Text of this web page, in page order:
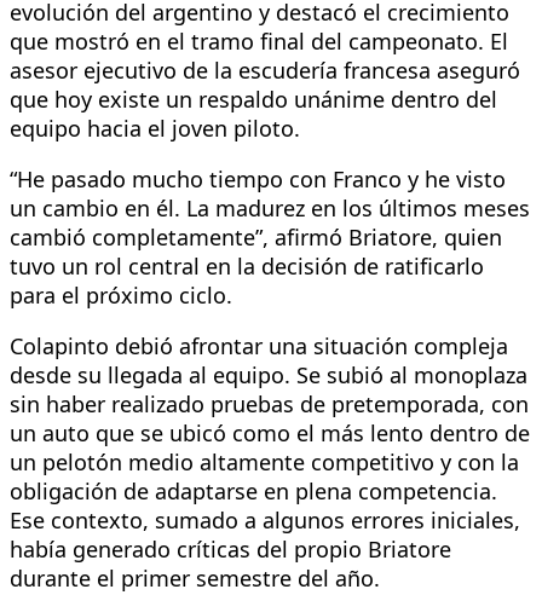
evolución del argentino y destacó el crecimiento
que mostró en el tramo final del campeonato. El
asesor ejecutivo de la escudería francesa aseguró
que hoy existe un respaldo unánime dentro del
equipo hacia el joven piloto.
“He pasado mucho tiempo con Franco y he visto
un cambio en él. La madurez en los últimos meses
cambió completamente”, afirmó Briatore, quien
tuvo un rol central en la decisión de ratificarlo
para el próximo ciclo.
Colapinto debió afrontar una situación compleja
desde su llegada al equipo. Se subió al monoplaza
sin haber realizado pruebas de pretemporada, con
un auto que se ubicó como el más lento dentro de
un pelotón medio altamente competitivo y con la
obligación de adaptarse en plena competencia.
Ese contexto, sumado a algunos errores iniciales,
había generado críticas del propio Briatore
durante el primer semestre del año.